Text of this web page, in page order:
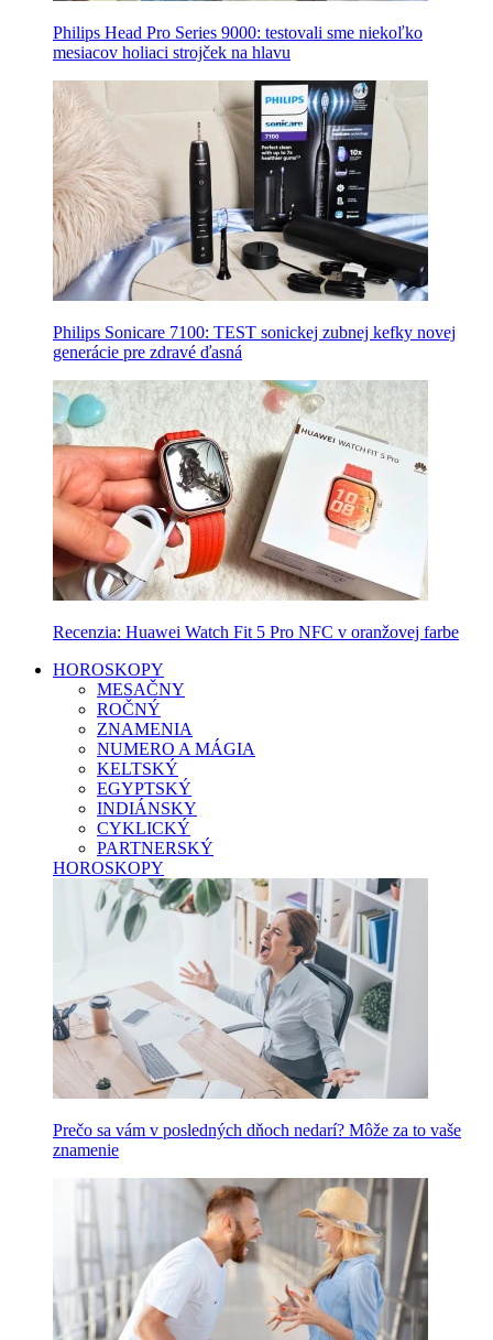
Philips Head Pro Series 9000: testovali sme niekoľko
mesiacov holiaci strojček na hlavu
Philips Sonicare 7100: TEST sonickej zubnej kefky novej
generácie pre zdravé ďasná
Recenzia: Huawei Watch Fit 5 Pro NFC v oranžovej farbe
HOROSKOPY
MESAČNY
ROČNÝ
ZNAMENIA
NUMERO A MÁGIA
KELTSKÝ
EGYPTSKÝ
INDIÁNSKY
CYKLICKÝ
PARTNERSKÝ
HOROSKOPY
Prečo sa vám v posledných dňoch nedarí? Môže za to vaše
znamenie